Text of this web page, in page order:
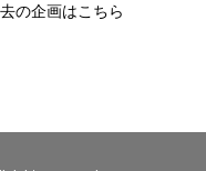
の企画はこちら